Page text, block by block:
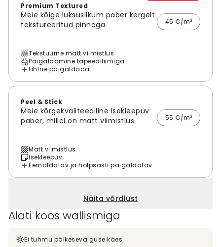
Premium Textured
Meie kõige luksuslikum paber kergelt
tekstureeritud pinnaga
45 €/m²
Tekstuurne matt viimistlus
Paigaldamine tapeediliimiga
Lihtne paigaldada
Peel & Stick
Meie kõrgekvaliteediline isekleepuv
paber, millel on matt viimistlus
55 €/m²
Matt viimistlus
Isekleepuv
Eemaldatav ja hõlpsasti paigaldatav
Näita võrdlust
Alati koos wallismiga
Ei tuhmu päikesevalguse käes